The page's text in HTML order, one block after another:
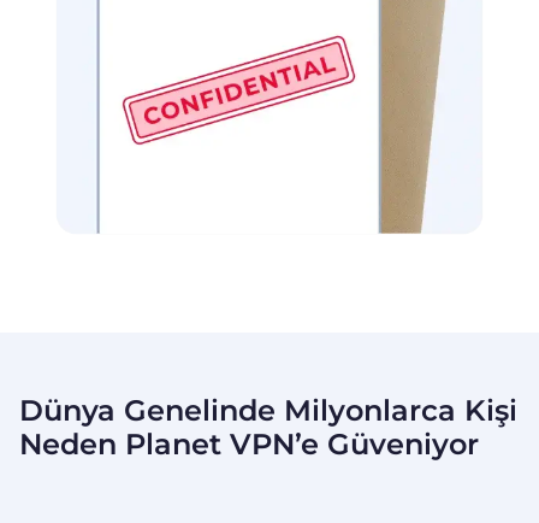
Dünya Genelinde Milyonlarca Kişi
Neden Planet VPN’e Güveniyor